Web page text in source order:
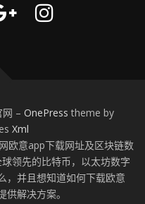
– OnePress theme by
Xml
欧意app下载网址及区块链数
领先的比特币，以太坊数字
，并且想知道如何下载欧意
解决方案。